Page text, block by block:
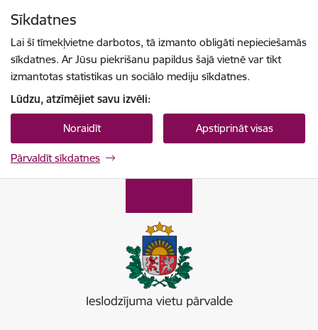
Sīkdatnes
Lai šī tīmekļvietne darbotos, tā izmanto obligāti nepieciešamās
sīkdatnes. Ar Jūsu piekrišanu papildus šajā vietnē var tikt
izmantotas statistikas un sociālo mediju sīkdatnes.
Lūdzu, atzīmējiet savu izvēli:
Noraidīt Apstiprināt visas
Pārvaldīt sīkdatnes